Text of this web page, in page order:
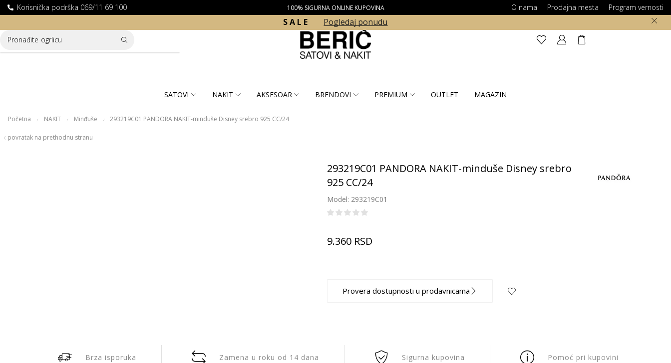
Korisnička podrška 069/11 69 100
DOSTAVA ZA KUPOVINE PREKO 10.000 RSD 100% SIGURNA ONLINE KUPOVINA O nama Prodajna mesta Program vernosti
S A L E Pogledaj ponudu
Pronađite ogrlicu
SATOVI NAKIT AKSESOAR BRENDOVI PREMIUM OUTLET MAGAZIN
Početna / NAKIT / Minđuše / 293219C01 PANDORA NAKIT-minduše Disney srebro 925 CC/24
povratak na prethodnu stranu
293219C01 PANDORA NAKIT-minduše Disney srebro
925 CC/24
Model: 293219C01
9.360 RSD
Provera dostupnosti u prodavnicama
Brza isporuka Zamena u roku od 14 dana Sigurna kupovina Pomoć pri kupovini